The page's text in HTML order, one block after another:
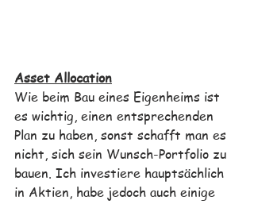
Asset Allocation
Wie beim Bau eines Eigenheims ist
es wichtig, einen entsprechenden
Plan zu haben, sonst schafft man es
nicht, sich sein Wunsch-Portfolio zu
bauen. Ich investiere hauptsächlich
in Aktien, habe jedoch auch einige